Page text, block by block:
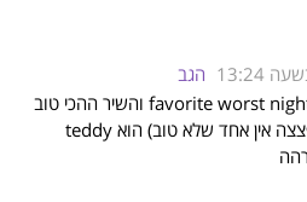
הגב
האלבום האהוב עלי הוא favorite worst nightmare והשיר ההכי טוב
באלבום בעיניי (למרות שכולם פצצה אין אחד שלא טוב) הוא teddy